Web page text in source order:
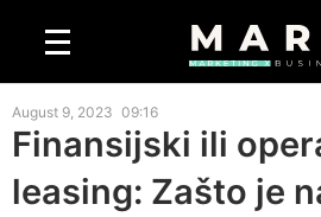
August 9, 2023 09:16
Finansijski ili
leasing: Zašto je